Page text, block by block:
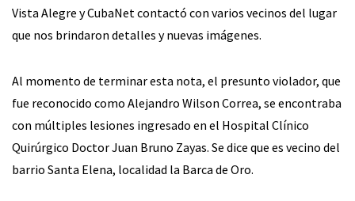
Vista Alegre y CubaNet contactó con varios vecinos del lugar
que nos brindaron detalles y nuevas imágenes.
Al momento de terminar esta nota, el presunto violador, que
fue reconocido como Alejandro Wilson Correa, se encontraba
con múltiples lesiones ingresado en el Hospital Clínico
Quirúrgico Doctor Juan Bruno Zayas. Se dice que es vecino del
barrio Santa Elena, localidad la Barca de Oro.